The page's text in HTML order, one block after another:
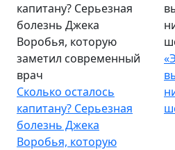
капитану? Серьезная
болезнь Джека
Воробья, которую
заметил современный
врач
Сколько осталось
капитану? Серьезная
болезнь Джека
Воробья, которую